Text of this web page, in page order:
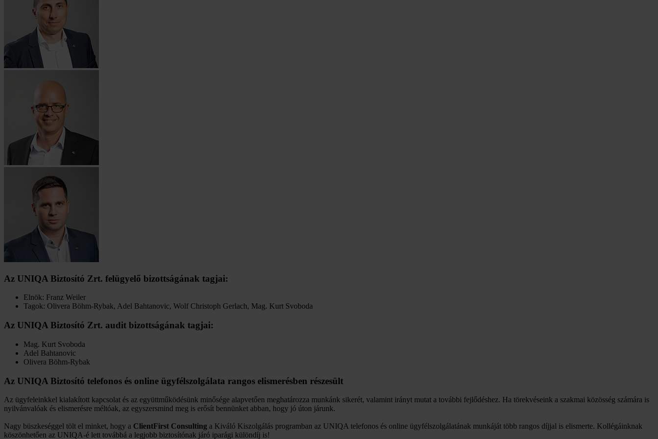
Az UNIQA Biztosító Zrt. felügyelő bizottságának tagjai:
Elnök: Franz Weiler
Tagok: Olivera Böhm-Rybak, Adel Bahtanovic, Wolf Christoph Gerlach, Mag. Kurt Svoboda
Az UNIQA Biztosító Zrt. audit bizottságának tagjai:
Mag. Kurt Svoboda
Adel Bahtanovic
Olivera Böhm-Rybak
Az UNIQA Biztosító telefonos és online ügyfélszolgálata rangos elismerésben részesült
Az ügyfeleinkkel kialakított kapcsolat és az együttműködésünk minősége alapvetően meghatározza munkánk sikerét, valamint irányt mutat a további fejlődéshez. Ha törekvéseink a szakmai közösség számára is
nyilvánvalóak és elismerésre méltóak, az egyszersmind meg is erősít bennünket abban, hogy jó úton járunk.
Nagy büszkeséggel tölt el minket, hogy a ClientFirst Consulting a Kiváló Kiszolgálás programban az UNIQA telefonos és online ügyfélszolgálatának munkáját több rangos díjjal is elismerte. Kollégáinknak
köszönhetően az UNIQA-é lett továbbá a legjobb biztosítónak járó iparági különdíj is!